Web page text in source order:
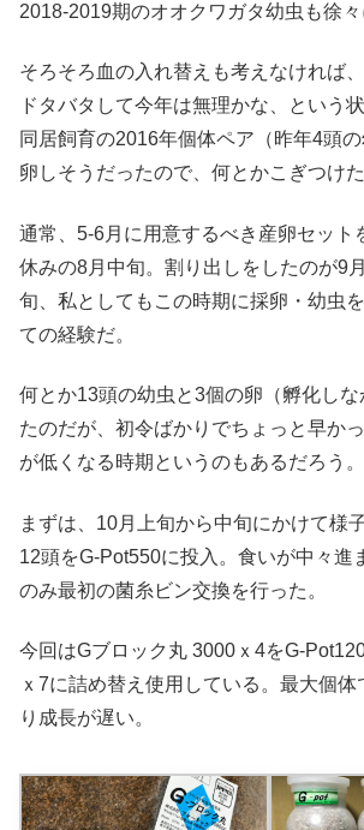
2018-2019期のオオクワガタ幼虫も徐々
そろそろ血の入れ替えも考えなければ
ドタバタして今年は無理かな、という
同居飼育の2016年個体ペア（昨年4頭
卵しそうだったので、何とかこぎつけ
通常、5-6月に用意するべき産卵セット
休みの8月中旬。割り出しをしたのが9
旬、私としてもこの時期に採卵・幼虫
ての経験だ。
何とか13頭の幼虫と3個の卵（孵化し
たのだが、初令ばかりでちょっと早か
が低くなる時期というのもあるだろう。
まずは、10月上旬から中旬にかけて様
12頭をG-Pot550に投入。食いが中々進
のみ最初の菌糸ビン交換を行った。
今回はGブロック丸 3000ｘ4をG-
ｘ7に詰め替え使用している。最大個
り成長が遅い。